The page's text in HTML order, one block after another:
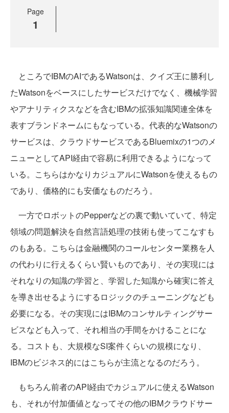
Page
1
ところでIBMのAIであるWatsonは、クイズ王に勝利し
たWatsonをベースにしたサービスだけでなく、機械学習
やアナリティクスなどを含むIBMの拡張知識関連全体を
表すブランドネームにもなっている。代表的なWatsonの
サービスは、クラウドサービスであるBluemixの1つのメ
ニューとしてAPI経由で容易に利用できるようになって
いる。こちらはかなりカジュアルにWatsonを使えるもの
であり、価格的にも安価なものだろう。
一方でロボットのPepperなどの裏で動いていて、特定
領域の問題解決を自然言語処理の技術も使ってこなすも
のもある。こちらは金融機関のコールセンター業務を人
の代わりに行えるくらい賢いものであり、その実現には
それなりの知識の学習と、学習した知識から確実に答え
を導き出せるようにするロジックのチューニングなども
必要になる。その実現にはIBMのコンサルティングサー
ビスなども入って、それ相当の手間をかけることにな
る。コストも、大規模なSI案件くらいの規模になり、
IBMのビジネス的にはこちらが主流となるのだろう。
もちろん前者のAPI経由でカジュアルに使えるWatson
も、それが付加価値となってその他のIBMクラウドサー